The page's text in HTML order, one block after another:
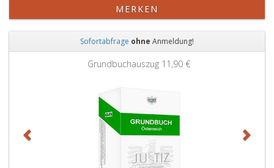
MERKEN
Sofortabfrage ohne Anmeldung!
Grundbuchauszug 11,90 €